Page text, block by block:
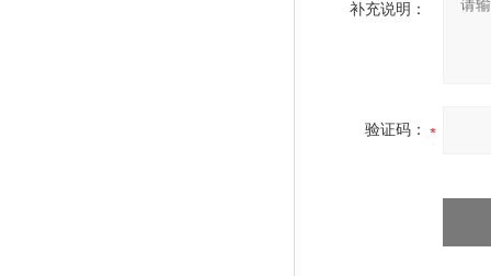
补充说明：
验证码：